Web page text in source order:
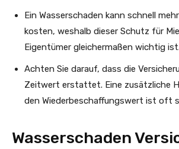
Ein Wasserschaden kann schnell
kosten, weshalb dieser Schutz für
Eigentümer gleichermaßen wichtig ist.
Achten Sie darauf, dass die
Zeitwert erstattet. Eine zusätzliche
den Wiederbeschaffungswert ist oft
Wasserschaden